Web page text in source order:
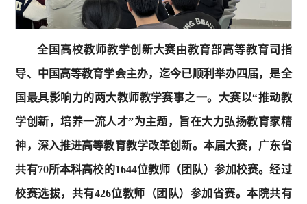
全国高校教师教学创新大赛由教育部高等教育司指
导、中国高等教育学会主办，迄今已顺利举办四届，是全
国最具影响力的两大教师教学赛事之一。大赛以“推动教
学创新，培养一流人才”为主题，旨在大力弘扬教育家精
神，深入推进高等教育教学改革创新。本届大赛，广东省
共有70所本科高校的1644位教师（团队）参加校赛。经过
校赛选拔，共有426位教师（团队）参加省赛。本院共有